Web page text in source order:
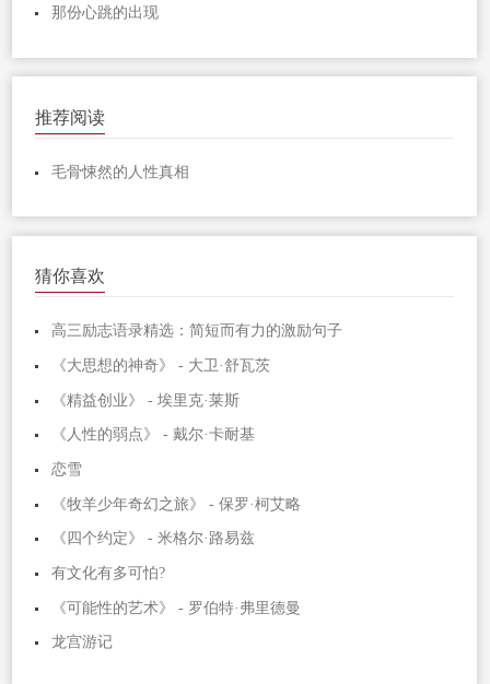
那份心跳的出现
推荐阅读
毛骨悚然的人性真相
猜你喜欢
高三励志语录精选：简短而有力的激励句子
《大思想的神奇》 - 大卫·舒瓦茨
《精益创业》 - 埃里克·莱斯
《人性的弱点》 - 戴尔·卡耐基
恋雪
《牧羊少年奇幻之旅》 - 保罗·柯艾略
《四个约定》 - 米格尔·路易兹
有文化有多可怕?
《可能性的艺术》 - 罗伯特·弗里德曼
龙宫游记